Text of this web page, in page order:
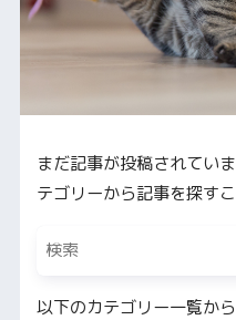
まだ記事が投稿されてい
テゴリーから記事を探す
以下のカテゴリー一覧か